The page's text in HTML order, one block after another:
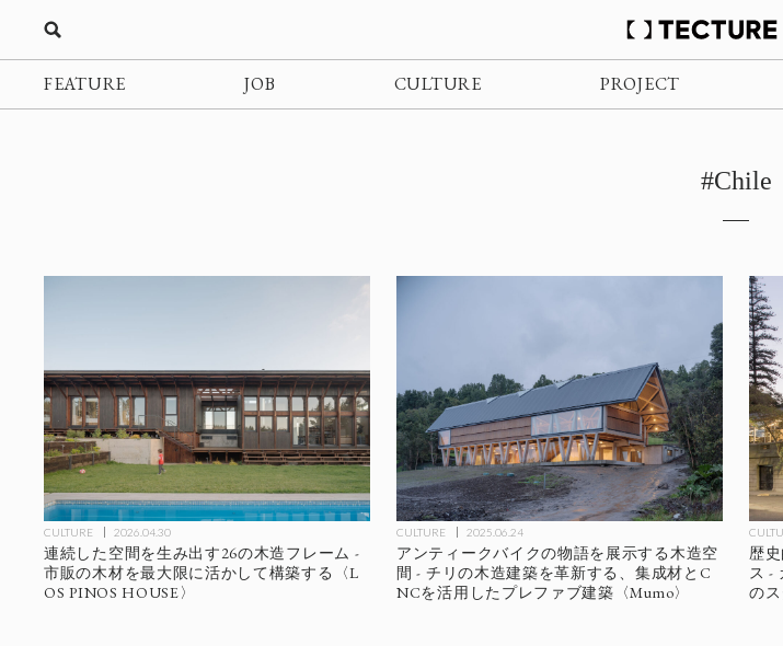
FEATURE JOB CULTURE PROJECT
#Chile
CULTURE 2026.04.30
連続した空間を生み出す26の木造フレーム -
市販の木材を最大限に活かして構築する〈L
OS PINOS HOUSE〉
CULTURE 2025.06.24
アンティークバイクの物語を展示する木造空
間 - チリの木造建築を革新する、集成材とC
NCを活用したプレファブ建築〈Mumo〉
歴
ス -
の